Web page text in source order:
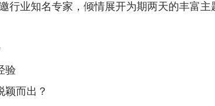
行业知名专家，倾情展开为期两天的丰富主
验
而出？